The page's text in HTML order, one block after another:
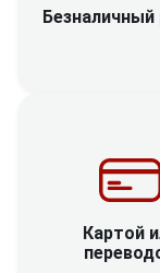
Безналичный
Картой